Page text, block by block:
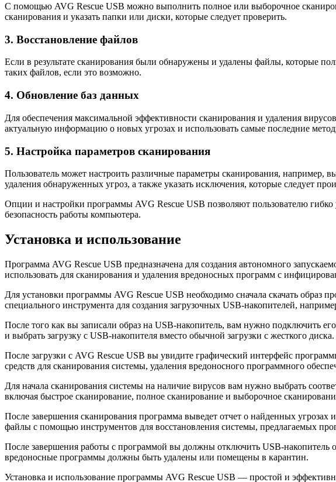
С помощью AVG Rescue USB можно выполнить полное или выборочное
сканирования и указать папки или диски, которые следует проверить.
3. Восстановление файлов
Если в результате сканирования были обнаружены и удалены файлы, которые
таких файлов, если это возможно.
4. Обновление баз данных
Для обеспечения максимальной эффективности сканирования и удаления
актуальную информацию о новых угрозах и использовать самые последние
5. Настройка параметров сканирования
Пользователь может настроить различные параметры сканирования, например,
удаления обнаруженных угроз, а также указать исключения, которые следует
Опции и настройки программы AVG Rescue USB позволяют пользователю
безопасность работы компьютера.
Установка и использование
Программа AVG Rescue USB предназначена для создания автономного
использовать для сканирования и удаления вредоносных программ с
Для установки программы AVG Rescue USB необходимо сначала скачать
специального инструмента для создания загрузочных USB-накопителей,
После того как вы записали образ на USB-накопитель, вам нужно подключить
и выбрать загрузку с USB-накопителя вместо обычной загрузки с жесткого диска.
После загрузки с AVG Rescue USB вы увидите графический интерфейс
средств для сканирования системы, удаления вредоносного программного
Для начала сканирования системы на наличие вирусов вам нужно выбрать
включая быстрое сканирование, полное сканирование и выборочное
После завершения сканирования программа выведет отчет о найденных
файлы с помощью инструментов для восстановления системы, предлагаемых
После завершения работы с программой вы должны отключить USB-накопитель
вредоносные программы должны быть удалены или помещены в карантин.
Установка и использование программы AVG Rescue USB — простой и